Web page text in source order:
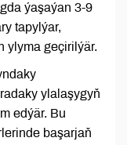
ýaşaýan 3-9
tapylýar,
ylyma geçirilýär.
ylalaşygyň
edýär. Bu
başarjaň